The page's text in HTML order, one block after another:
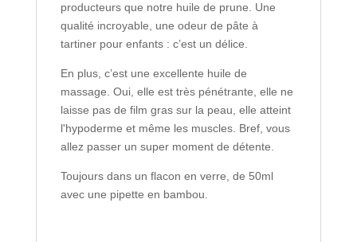
producteurs que notre huile de prune. Une
qualité incroyable, une odeur de pâte à
tartiner pour enfants : c’est un délice.
En plus, c’est une excellente huile de
massage. Oui, elle est très pénétrante, elle ne
laisse pas de film gras sur la peau, elle atteint
l'hypoderme et même les muscles. Bref, vous
allez passer un super moment de détente.
Toujours dans un flacon en verre, de 50ml
avec une pipette en bambou.